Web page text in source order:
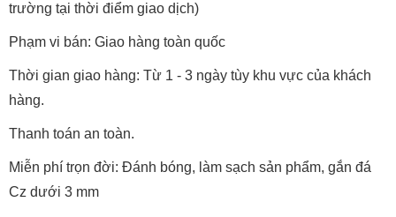
trường tại thời điểm giao dịch)
Phạm vi bán: Giao hàng toàn quốc
Thời gian giao hàng: Từ 1 - 3 ngày tùy khu vực của khách
hàng.
Thanh toán an toàn.
Miễn phí trọn đời: Đánh bóng, làm sạch sản phẩm, gắn đá
Cz dưới 3 mm